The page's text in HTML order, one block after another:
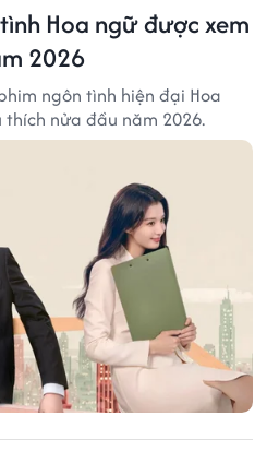
Hoa ngữ được xem
2026
ngôn tình hiện đại Hoa
nửa đầu năm 2026.